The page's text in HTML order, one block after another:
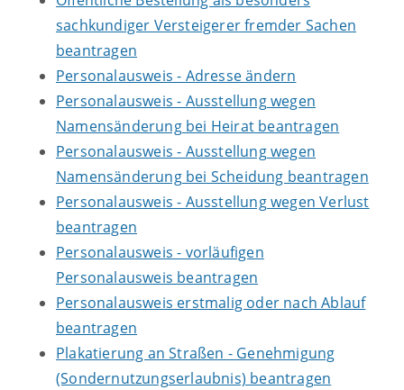
sachkundiger Versteigerer fremder Sachen
beantragen
Personalausweis - Adresse ändern
Personalausweis - Ausstellung wegen
Namensänderung bei Heirat beantragen
Personalausweis - Ausstellung wegen
Namensänderung bei Scheidung beantragen
Personalausweis - Ausstellung wegen Verlust
beantragen
Personalausweis - vorläufigen
Personalausweis beantragen
Personalausweis erstmalig oder nach Ablauf
beantragen
Plakatierung an Straßen - Genehmigung
(Sondernutzungserlaubnis) beantragen